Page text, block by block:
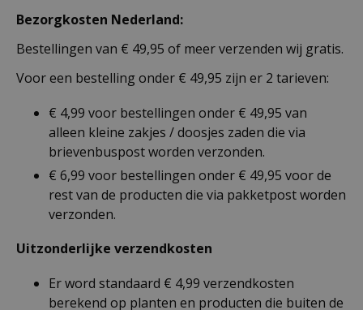
Bezorgkosten Nederland:
Bestellingen van € 49,95 of meer verzenden wij gratis.
Voor een bestelling onder € 49,95 zijn er 2 tarieven:
€ 4,99 voor bestellingen onder € 49,95 van
alleen kleine zakjes / doosjes zaden die via
brievenbuspost worden verzonden.
€ 6,99 voor bestellingen onder € 49,95 voor de
rest van de producten die via pakketpost worden
verzonden.
Uitzonderlijke verzendkosten
Er word standaard € 4,99 verzendkosten
berekend op planten en producten die buiten de